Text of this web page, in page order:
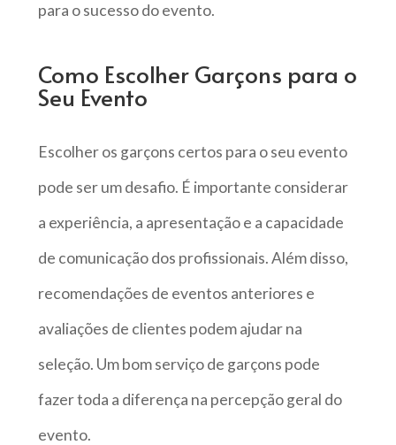
para o sucesso do evento.
Como Escolher Garçons para o
Seu Evento
Escolher os garçons certos para o seu evento
pode ser um desafio. É importante considerar
a experiência, a apresentação e a capacidade
de comunicação dos profissionais. Além disso,
recomendações de eventos anteriores e
avaliações de clientes podem ajudar na
seleção. Um bom serviço de garçons pode
fazer toda a diferença na percepção geral do
evento.